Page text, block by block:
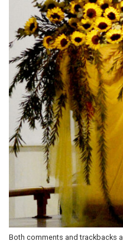
Both comments and trackbacks